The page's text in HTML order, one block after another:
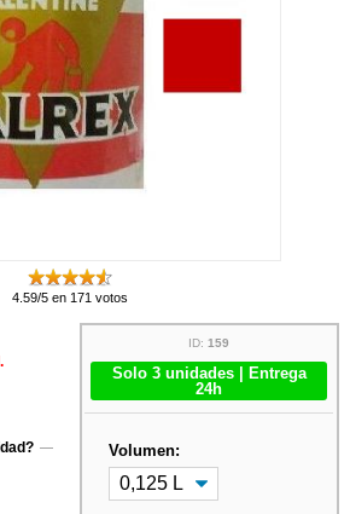
4.59/5 en 171 votos
ID:159
Solo 3 unidades | Entrega
24h
Volumen: